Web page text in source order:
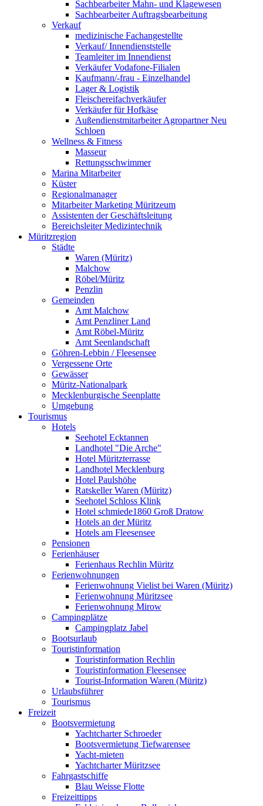
Sachbearbeiter Mahn- und Klagewesen
Sachbearbeiter Auftragsbearbeitung
Verkauf
medizinische Fachangestellte
Verkauf/ Innendienststelle
Teamleiter im Innendienst
Verkäufer Vodafone-Filialen
Kaufmann/-frau - Einzelhandel
Lager & Logistik
Fleischereifachverkäufer
Verkäufer für Hofkäse
Außendienstmitarbeiter Agropartner Neu
Schloen
Wellness & Fitness
Masseur
Rettungsschwimmer
Marina Mitarbeiter
Küster
Regionalmanager
Mitarbeiter Marketing Müritzeum
Assistenten der Geschäftsleitung
Bereichsleiter Medizintechnik
Müritzregion
Städte
Waren (Müritz)
Malchow
Röbel/Müritz
Penzlin
Gemeinden
Amt Malchow
Amt Penzliner Land
Amt Röbel-Müritz
Amt Seenlandschaft
Göhren-Lebbin / Fleesensee
Vergessene Orte
Gewässer
Müritz-Nationalpark
Mecklenburgische Seenplatte
Umgebung
Tourismus
Hotels
Seehotel Ecktannen
Landhotel "Die Arche"
Hotel Müritzterrasse
Landhotel Mecklenburg
Hotel Paulshöhe
Ratskeller Waren (Müritz)
Seehotel Schloss Klink
Hotel schmiede1860 Groß Dratow
Hotels an der Müritz
Hotels am Fleesensee
Pensionen
Ferienhäuser
Ferienhaus Rechlin Müritz
Ferienwohnungen
Ferienwohnung Vielist bei Waren (Müritz)
Ferienwohnung Müritzsee
Ferienwohnung Mirow
Campingplätze
Campingplatz Jabel
Bootsurlaub
Touristinformation
Touristinformation Rechlin
Touristinformation Fleesensee
Tourist-Information Waren (Müritz)
Urlaubsführer
Tourismus
Freizeit
Bootsvermietung
Yachtcharter Schroeder
Bootsvermietung Tiefwarensee
Yacht-mieten
Yachtcharter Müritzsee
Fahrgastschiffe
Blau Weisse Flotte
Freizeittipps